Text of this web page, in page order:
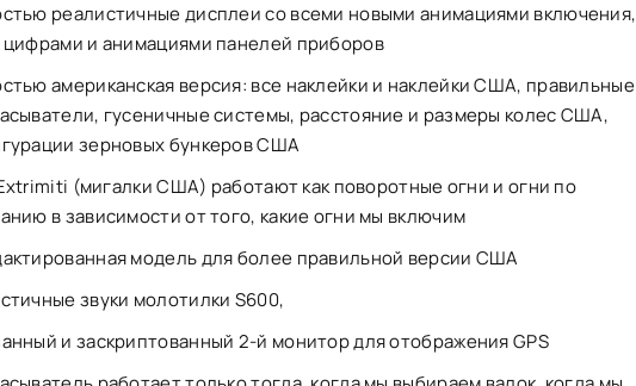
реалистичные дисплеи со всеми новыми анимациями включения,
цифрами и анимациями панелей приборов
американская версия: все наклейки и наклейки США, правильные
гусеничные системы, расстояние и размеры колес США,
зерновых бункеров США
(мигалки США) работают как поворотные огни и огни по
в зависимости от того, какие огни мы включим
модель для более правильной версии США
звуки молотилки S600,
и заскриптованный 2-й монитор для отображения GPS